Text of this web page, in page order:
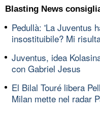
Blasting News
Pedullà: 'La Juventus
insostituibile? Mi
Juventus, idea
con Gabriel Jesus
El Bilal Touré libera
Milan mette nel radar